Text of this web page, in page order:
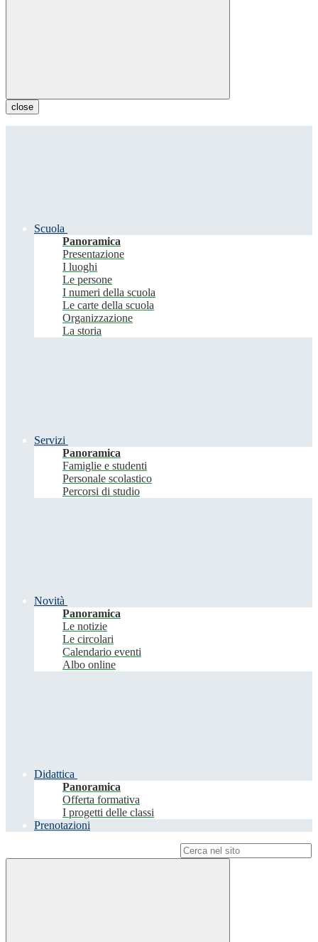
close
Scuola
Panoramica
Presentazione
I luoghi
Le persone
I numeri della scuola
Le carte della scuola
Organizzazione
La storia
Servizi
Panoramica
Famiglie e studenti
Personale scolastico
Percorsi di studio
Novità
Panoramica
Le notizie
Le circolari
Calendario eventi
Albo online
Didattica
Panoramica
Offerta formativa
I progetti delle classi
Prenotazioni